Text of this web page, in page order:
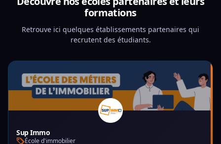
formations
Retrouve ici quelques établissements partenaires qui
recrutent des étudiants.
Sup Immo
École d'immobilier